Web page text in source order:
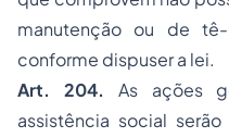
manutenção ou de
conforme dispuser a lei.
Art. 204. As ações
assistência social